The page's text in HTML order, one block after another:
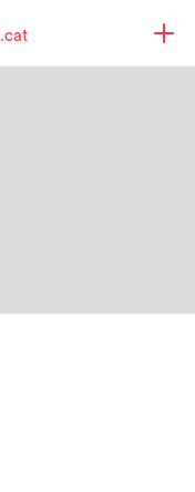
.cat